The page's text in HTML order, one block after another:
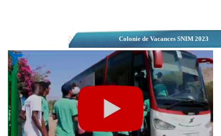
Colonie de Vacances SNIM 2023